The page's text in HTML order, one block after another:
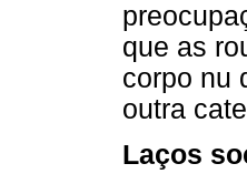
que as
corpo nu
outra
Laços